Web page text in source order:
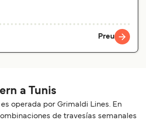
Preu
a Tunis
operada por Grimaldi Lines. En
de travesías semanales